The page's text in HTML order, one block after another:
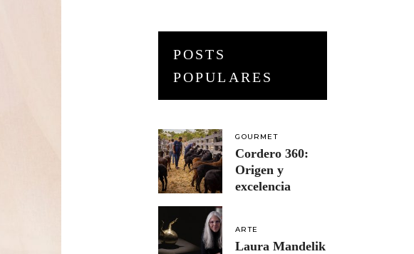
POSTS
POPULARES
GOURMET
Cordero 360:
Origen y
excelencia
ARTE
Laura Mandelik